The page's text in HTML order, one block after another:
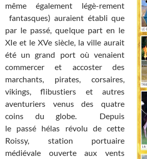
même également légè-rement
fantasques) auraient établi que
par le passé, quelque part en le
XIe et le XVe siècle, la ville aurait
été un grand port où venaient
commercer et accoster des
marchants, pirates, corsaires,
vikings, flibustiers et autres
aventuriers venus des quatre
coins du globe. Depuis
le passé hélas révolu de cette
Roissy, station portuaire
médiévale ouverte aux vents